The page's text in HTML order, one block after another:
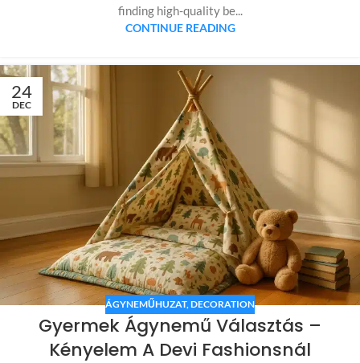
finding high-quality be...
CONTINUE READING
24
DEC
ÁGYNEMŰHUZAT, DECORATION
Gyermek Ágynemű Választás –
Kényelem A Devi Fashionsnál